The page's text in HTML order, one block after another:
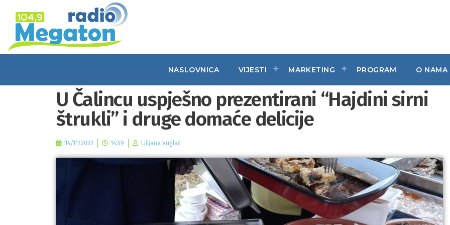
NASLOVNICA VIJESTI MARKETING PROGRAM O NAMA
U Čalincu uspješno prezentirani “Hajdini sirni
štrukli” i druge domaće delicije
14/11/2022 14:59 Ljiljana Vuglač